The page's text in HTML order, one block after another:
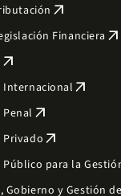
arrow_outward
Financiera arrow_outward
arrow_outward
Internacional arrow_outward
arrow_outward
Privado arrow_outward
Público para la
Gobierno y Gestión